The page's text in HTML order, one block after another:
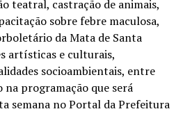
teatral, castração de animais,
sobre febre maculosa,
da Mata de Santa
artísticas e culturais,
socioambientais, entre
na programação que será
semana no Portal da Prefeitura